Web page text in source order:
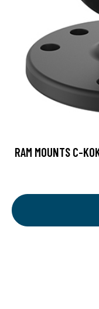
RAM MOUNTS C-